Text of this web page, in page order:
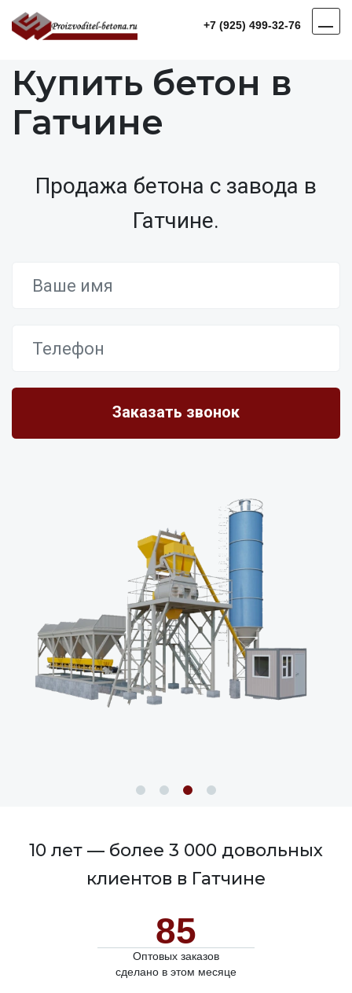
+7 (925) 499-32-76
Купить бетон в
Гатчине
Продажа бетона с завода в
Гатчине.
10 лет — более 3 000 довольных
клиентов в Гатчине
85
Оптовых заказов
сделано в этом месяце